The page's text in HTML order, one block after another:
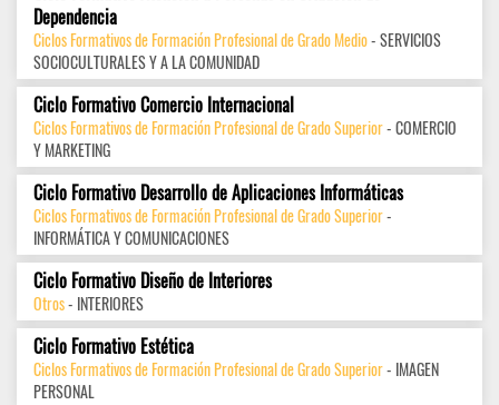
Dependencia
Ciclos Formativos de Formación Profesional de Grado Medio- SERVICIOS
SOCIOCULTURALES Y A LA COMUNIDAD
Ciclo Formativo Comercio Internacional
Ciclos Formativos de Formación Profesional de Grado Superior- COMERCIO
Y MARKETING
Ciclo Formativo Desarrollo de Aplicaciones Informáticas
Ciclos Formativos de Formación Profesional de Grado Superior-
INFORMÁTICA Y COMUNICACIONES
Ciclo Formativo Diseño de Interiores
Otros- INTERIORES
Ciclo Formativo Estética
Ciclos Formativos de Formación Profesional de Grado Superior- IMAGEN
PERSONAL